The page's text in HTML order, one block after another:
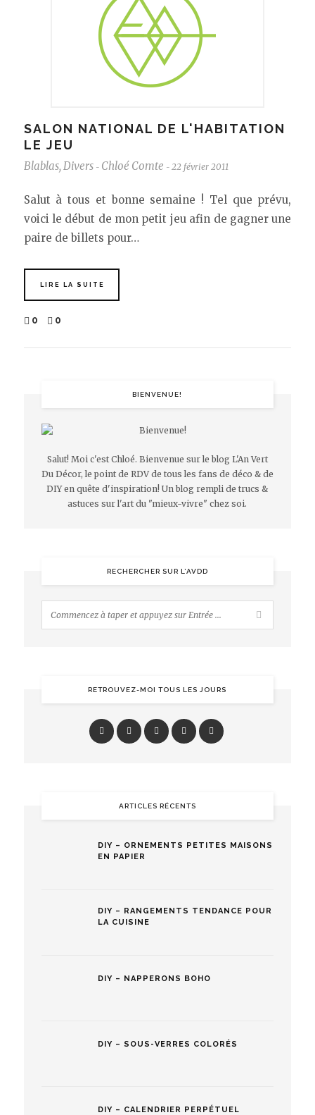
SALON NATIONAL DE L'HABITATION
LE JEU
Blablas, Divers - Chloé Comte - 22 février 2011
Salut à tous et bonne semaine ! Tel que prévu,
voici le début de mon petit jeu afin de gagner une
paire de billets pour…
LIRE LA SUITE
0 0
BIENVENUE!
Salut! Moi c'est Chloé. Bienvenue sur le blog L'An Vert
Du Décor, le point de RDV de tous les fans de déco & de
DIY en quête d'inspiration! Un blog rempli de trucs &
astuces sur l'art du "mieux-vivre" chez soi.
RECHERCHER SUR L’AVDD
RETROUVEZ-MOI TOUS LES JOURS
ARTICLES RÉCENTS
DIY – ORNEMENTS PETITES MAISONS
EN PAPIER
DIY – RANGEMENTS TENDANCE POUR
LA CUISINE
DIY – NAPPERONS BOHO
DIY – SOUS-VERRES COLORÉS
DIY – CALENDRIER PERPÉTUEL